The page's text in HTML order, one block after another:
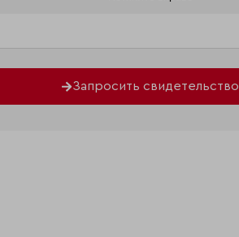
Запросить свидетельство